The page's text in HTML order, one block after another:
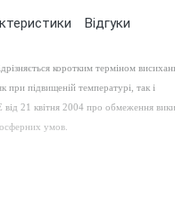
Відгуки
коротким терміном
при підвищеній температурі, так і
21 квітня 2004 про обмеження
умов.